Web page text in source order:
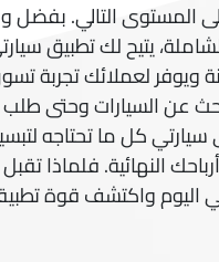
المستوى التالي. بفضل
يتيح لك تطبيق
ويوفر لعملائك تجربة
عن السيارات وحتى طلب
سيارتي كل ما تحتاجه
النهائية. فلماذا
اليوم واكتشف قوة